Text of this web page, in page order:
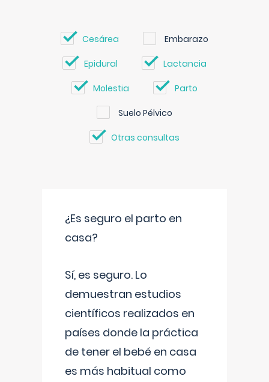
Cesárea Embarazo
Epidural Lactancia
Molestia Parto
Suelo Pélvico
Otras consultas
¿Es seguro el parto en
casa?
Sí, es seguro. Lo
demuestran estudios
científicos realizados en
países donde la práctica
de tener el bebé en casa
es más habitual como